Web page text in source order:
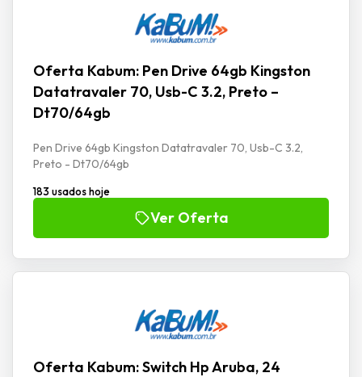
Oferta Kabum: Pen Drive 64gb Kingston
Datatravaler 70, Usb-C 3.2, Preto –
Dt70/64gb
Pen Drive 64gb Kingston Datatravaler 70, Usb-C 3.2,
Preto - Dt70/64gb
183 usados hoje
Ver Oferta
Oferta Kabum: Switch Hp Aruba, 24